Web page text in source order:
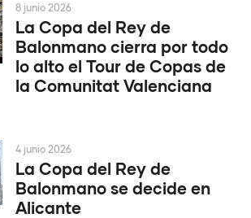
La Copa del Rey de
Balonmano cierra por todo
lo alto el Tour de Copas de
la Comunitat Valenciana
8 junio 2026
La Copa del Rey de
Balonmano se decide en
Alicante
4 junio 2026